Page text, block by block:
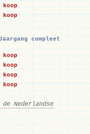
compleet
Nederlandse